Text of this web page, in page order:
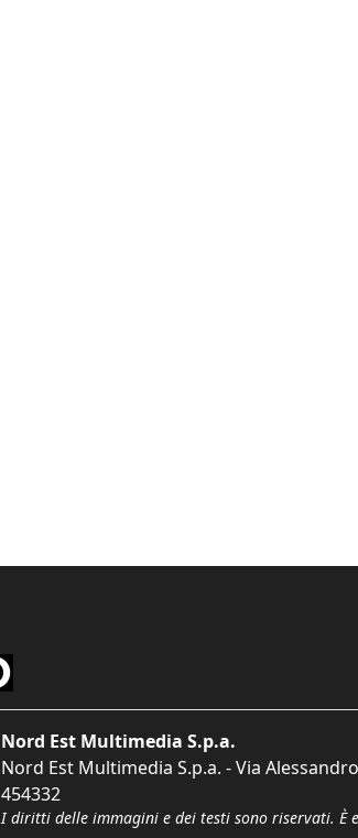
Nord Est Multimedia S.p.a.
Nord Est Multimedia S.p.a. - Via Alessandro
454332
I diritti delle immagini e dei testi sono riservati. È